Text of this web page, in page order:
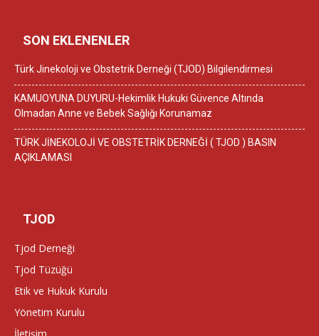
SON EKLENENLER
Türk Jinekoloji ve Obstetrik Derneği (TJOD) Bilgilendirmesi
KAMUOYUNA DUYURU-Hekimlik Hukuki Güvence Altında
Olmadan Anne ve Bebek Sağlığı Korunamaz
TÜRK JİNEKOLOJİ VE OBSTETRİK DERNEĞİ ( TJOD ) BASIN
AÇIKLAMASI
TJOD
Tjod Derneği
Tjod Tüzüğü
Etik ve Hukuk Kurulu
Yönetim Kurulu